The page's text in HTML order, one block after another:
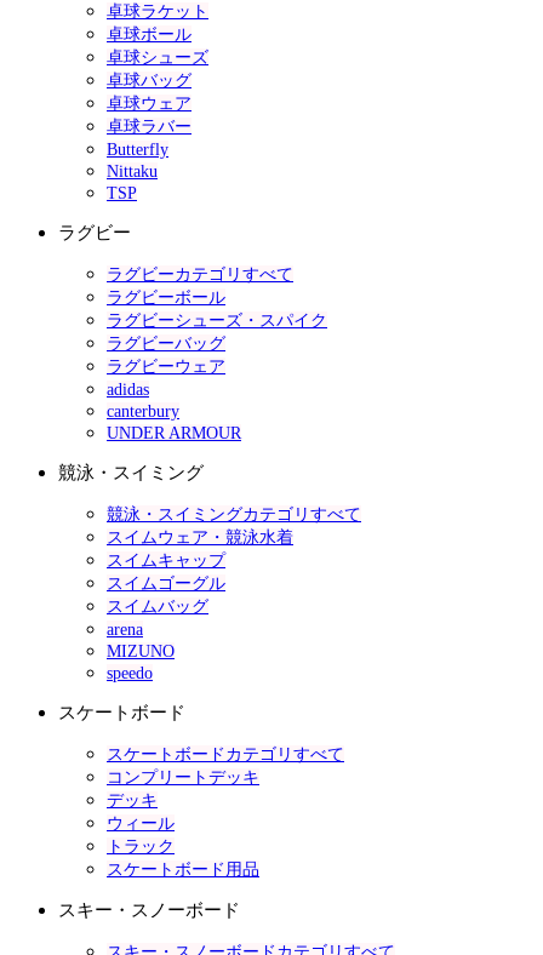
卓球ラケット
卓球ボール
卓球シューズ
卓球バッグ
卓球ウェア
卓球ラバー
Butterfly
Nittaku
TSP
ラグビー
ラグビーカテゴリすべて
ラグビーボール
ラグビーシューズ・スパイク
ラグビーバッグ
ラグビーウェア
adidas
canterbury
UNDER ARMOUR
競泳・スイミング
競泳・スイミングカテゴリすべて
スイムウェア・競泳水着
スイムキャップ
スイムゴーグル
スイムバッグ
arena
MIZUNO
speedo
スケートボード
スケートボードカテゴリすべて
コンプリートデッキ
デッキ
ウィール
トラック
スケートボード用品
スキー・スノーボード